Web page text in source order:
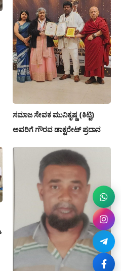
ಸಮಾಜ ಸೇವಕ ಮುನಿಕೃಷ್ಣ (ಕಿಟ್ಟಿ)
ಅವರಿಗೆ ಗೌರವ ಡಾಕ್ಟರೇಟ್ ಪ್ರದಾನ